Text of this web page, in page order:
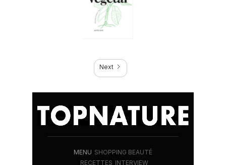
Next
MENU SHOPPING BEAUTÉ
RECETTES INTERVIEW